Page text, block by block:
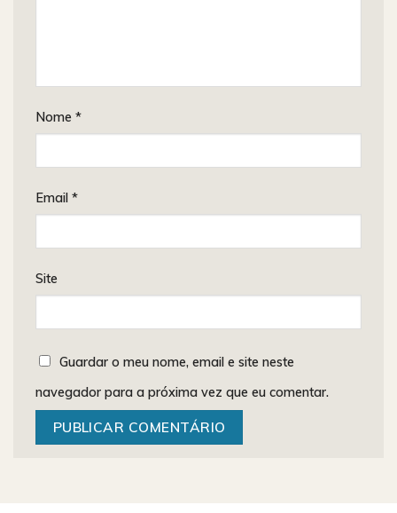
Nome *
Email *
Site
Guardar o meu nome, email e site neste
navegador para a próxima vez que eu comentar.